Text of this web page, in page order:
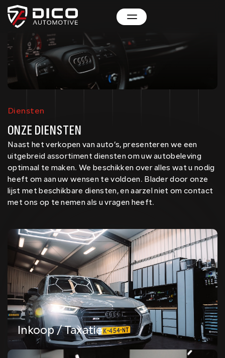
Diensten
ONZE DIENSTEN
Naast het verkopen van auto’s, presenteren we een
uitgebreid assortiment diensten om uw autobeleving
optimaal te maken. We beschikken over alles wat u nodig
heeft om aan uw wensen te voldoen. Blader door onze
lijst met beschikbare diensten, en aarzel niet om contact
met ons op te nemen als u vragen heeft.
Inkoop / Taxatie
Overweegt u om uw auto te verkopen? Mogelijk
kunnen wij u van dienst zijn. Via onze website kunt u
snel en gemakkelijk ....
Inkoop / Taxatie
Import / export
Een auto importeren kan erg interessant zijn, zowel
zakelijk als particulier. Met onze importservice
kunnen we mooie en betaalbare occasions en
nieuwe auto's in het buitenland vinden.
Lees meer